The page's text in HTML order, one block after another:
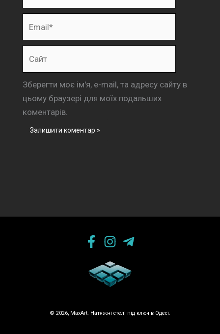
Зберегти моє ім'я, e-mail, та адресу сайту в
цьому браузері для моїх подальших
коментарів.
© 2026, MaxArt. Натяжні стелі під ключ в Одесі.